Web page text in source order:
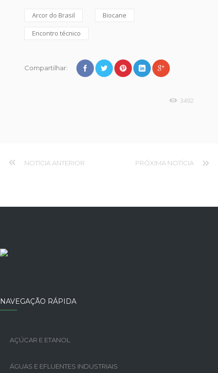
Arcor do Brasil Biocane
Encontro técnico
Compartilhar:
3492
NOTÍCIA ANTERIOR PRÓXIMA NOTÍCIA
NAVEGAÇÃO RÁPIDA
AÇÚCAR E ETANOL
ÁGUAS E EFLUENTES INDUSTRIAIS